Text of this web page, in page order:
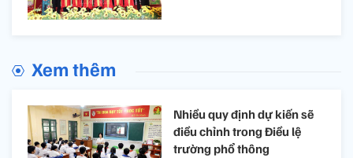
Xem thêm
Nhiều quy định dự kiến sẽ
điều chỉnh trong Điều lệ
trường phổ thông